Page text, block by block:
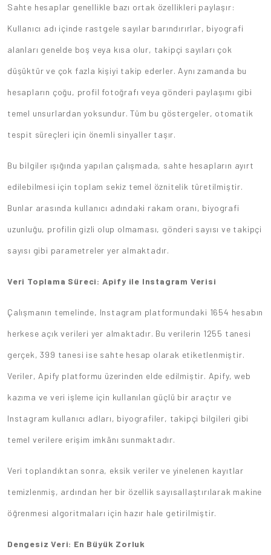
Sahte hesaplar genellikle bazı ortak özellikleri paylaşır:
Kullanıcı adı içinde rastgele sayılar barındırırlar, biyografi
alanları genelde boş veya kısa olur, takipçi sayıları çok
düşüktür ve çok fazla kişiyi takip ederler. Aynı zamanda bu
hesapların çoğu, profil fotoğrafı veya gönderi paylaşımı gibi
temel unsurlardan yoksundur. Tüm bu göstergeler, otomatik
tespit süreçleri için önemli sinyaller taşır.
Bu bilgiler ışığında yapılan çalışmada, sahte hesapların ayırt
edilebilmesi için toplam sekiz temel öznitelik türetilmiştir.
Bunlar arasında kullanıcı adındaki rakam oranı, biyografi
uzunluğu, profilin gizli olup olmaması, gönderi sayısı ve takipçi
sayısı gibi parametreler yer almaktadır.
Veri Toplama Süreci: Apify ile Instagram Verisi
Çalışmanın temelinde, Instagram platformundaki 1654 hesabın
herkese açık verileri yer almaktadır. Bu verilerin 1255 tanesi
gerçek, 399 tanesi ise sahte hesap olarak etiketlenmiştir.
Veriler, Apify platformu üzerinden elde edilmiştir. Apify, web
kazıma ve veri işleme için kullanılan güçlü bir araçtır ve
Instagram kullanıcı adları, biyografiler, takipçi bilgileri gibi
temel verilere erişim imkânı sunmaktadır.
Veri toplandıktan sonra, eksik veriler ve yinelenen kayıtlar
temizlenmiş, ardından her bir özellik sayısallaştırılarak makine
öğrenmesi algoritmaları için hazır hale getirilmiştir.
Dengesiz Veri: En Büyük Zorluk